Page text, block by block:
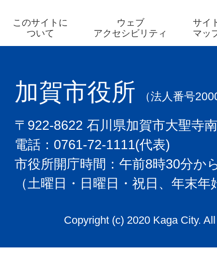
このサイトに
ついて
ウェブ
アクセシビリティ
サイ
マッ
加賀市役所 （法人番号
〒922-8622 石川県加賀市大聖寺
電話：0761-72-1111(代表)
市役所開庁時間：午前8時30分か
（土曜日・日曜日・祝日、年末
Copyright (c) 2020 Kaga City.